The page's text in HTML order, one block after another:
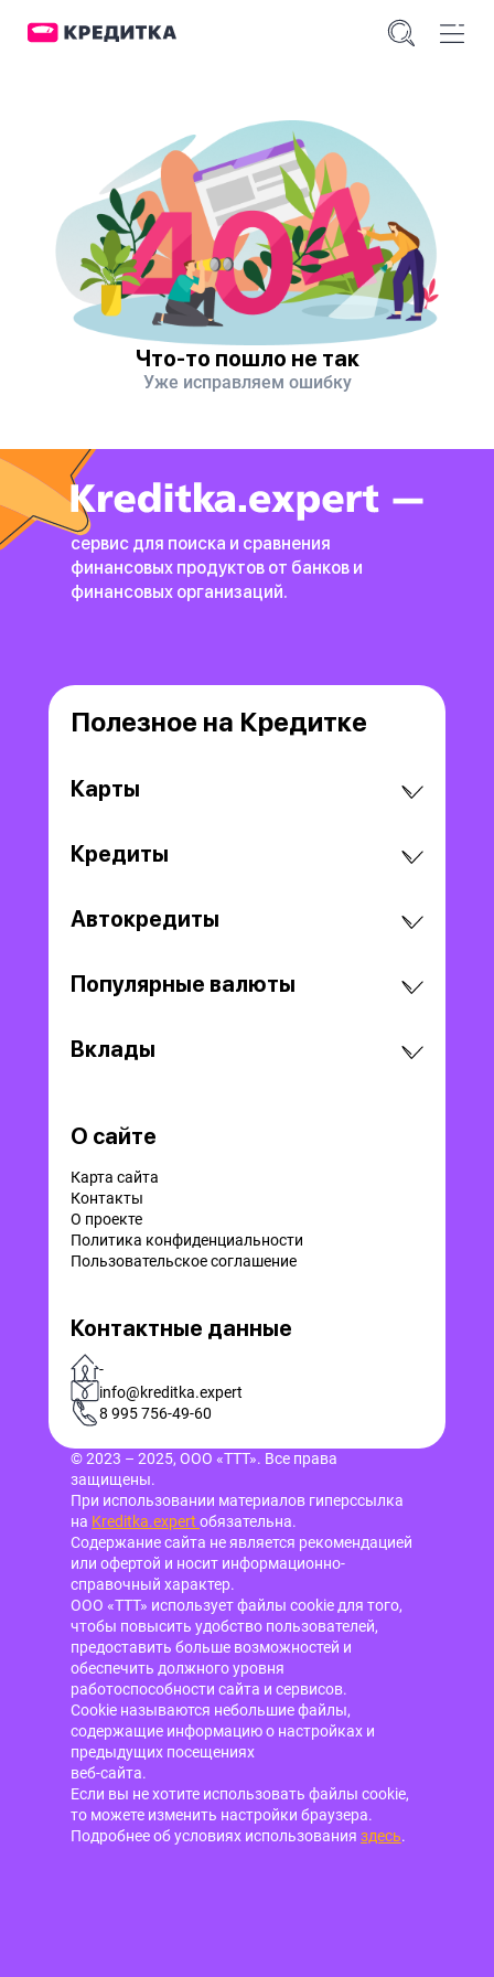
Что-то пошло не так
Уже исправляем ошибку
сервис для поиска и сравнения
финансовых продуктов от банков и
финансовых организаций.
Полезное на Кредитке
Карты
Кредиты
Автокредиты
Популярные валюты
Вклады
О сайте
Карта сайта
Контакты
О проекте
Политика конфиденциальности
Пользовательское соглашение
Контактные данные
-
info@kreditka.expert
8 995 756-49-60
© 2023 – 2025, ООО «ТТТ». Все права
защищены.
При использовании материалов гиперссылка
на Kreditka.expert обязательна.
Содержание сайта не является рекомендацией
или офертой и носит информационно-
справочный характер.
ООО «ТТТ» использует файлы cookie для того,
чтобы повысить удобство пользователей,
предоставить больше возможностей и
обеспечить должного уровня
работоспособности сайта и сервисов.
Cookie называются небольшие файлы,
содержащие информацию о настройках и
предыдущих посещениях
веб-сайта.
Если вы не хотите использовать файлы cookie,
то можете изменить настройки браузера.
Подробнее об условиях использования здесь.